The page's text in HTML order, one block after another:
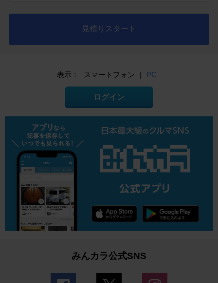
見積りスタート
表示： スマートフォン | PC
ログイン
みんカラ公式SNS